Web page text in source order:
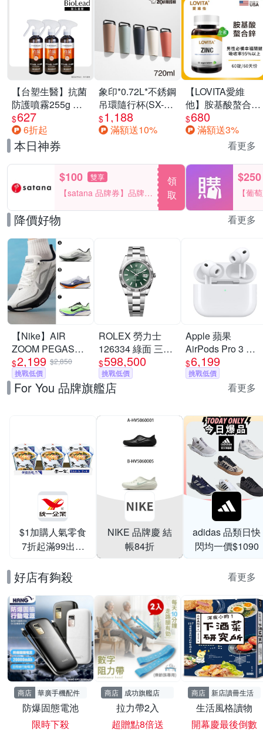
【台塑生醫】抗菌
防護噴霧255g 三
入組
$627
6折起
象印*0.72L*不銹鋼
吊環隨行杯(SX-
LA72H)
$1,188
滿額送10%
【LOVITA愛維
他】胺基酸螯合鋅
x2瓶30mg素食錠
(鋅錠)
$680
滿額送3%
本日神券 看更多
$100 雙享
【satana 品牌券】品牌週
一件折$100
領
取
$250
【葡
品滿
降價好物 看更多
【Nike】AIR
ZOOM PEGASUS
42 RR 慢跑鞋 運
動鞋 男 A-
II7210100 B-
$2,199 $2,850
挑戰低價
ROLEX 勞力士
126334 綠面 三版
帶 Datejust 最新款
41MM
$598,500
$630,000
挑戰低價
Apple 蘋果
AirPods Pro 3 主
動式降噪 藍芽耳機
原廠保固 公司貨
USB-C MagSafe
$6,199
挑戰低價
For You 品牌旗艦店 看更多
$1加購人氣零食
7折起滿99出貨
NIKE 品牌慶 結
帳84折
adidas 品類日快
閃均一價$1090
好店有夠殺 看更多
商店 華廣手機配件
防爆固態電池
限時下殺
商店 成功旗艦店
拉力帶2入
超贈點8倍送
商店 新店讀冊生活
生活風格讀物
開幕慶最後倒數